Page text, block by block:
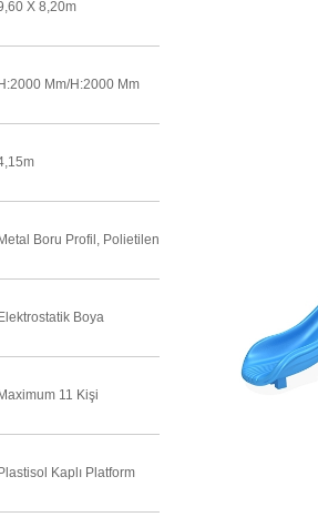
X 8,20m
H:2000 Mm/h:2000 Mm
Metal Boru Profil, Polietilen
Elektrostatik Boya
Maximum 11 Kişi
Plastisol Kaplı Platform